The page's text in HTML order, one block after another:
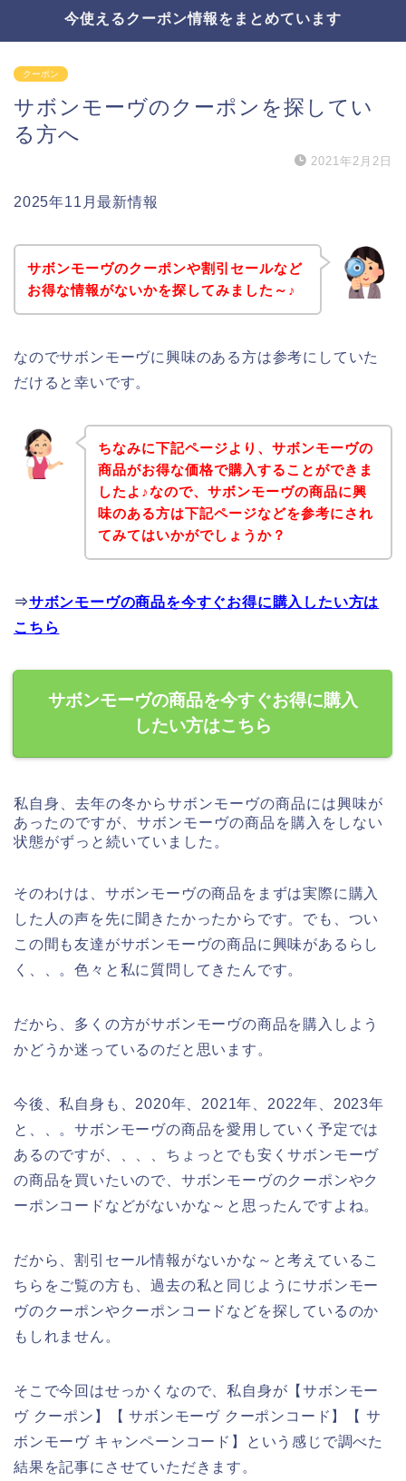
今使えるクーポン情報をまとめています
クーポン
サボンモーヴのクーポンを探してい
る方へ
2021年2月2日
2025年11月最新情報
サボンモーヴのクーポンや割引セールなど
お得な情報がないかを探してみました～♪
なのでサボンモーヴに興味のある方は参考にしていた
だけると幸いです。
ちなみに下記ページより、サボンモーヴの
商品がお得な価格で購入することができま
したよ♪なので、サボンモーヴの商品に興
味のある方は下記ページなどを参考にされ
てみてはいかがでしょうか？
⇒サボンモーヴの商品を今すぐお得に購入したい方は
こちら
サボンモーヴの商品を今すぐお得に購入
したい方はこちら
私自身、去年の冬からサボンモーヴの商品には興味が
あったのですが、サボンモーヴの商品を購入をしない
状態がずっと続いていました。
そのわけは、サボンモーヴの商品をまずは実際に購入
した人の声を先に聞きたかったからです。でも、つい
この間も友達がサボンモーヴの商品に興味があるらし
く、、。色々と私に質問してきたんです。
だから、多くの方がサボンモーヴの商品を購入しよう
かどうか迷っているのだと思います。
今後、私自身も、2020年、2021年、2022年、2023年
と、、。サボンモーヴの商品を愛用していく予定では
あるのですが、、、、ちょっとでも安くサボンモーヴ
の商品を買いたいので、サボンモーヴのクーポンやク
ーポンコードなどがないかな～と思ったんですよね。
だから、割引セール情報がないかな～と考えているこ
ちらをご覧の方も、過去の私と同じようにサボンモー
ヴのクーポンやクーポンコードなどを探しているのか
もしれません。
そこで今回はせっかくなので、私自身が【サボンモー
ヴ クーポン】【 サボンモーヴ クーポンコード】【 サ
ボンモーヴ キャンペーンコード】という感じで調べた
結果を記事にさせていただきます。